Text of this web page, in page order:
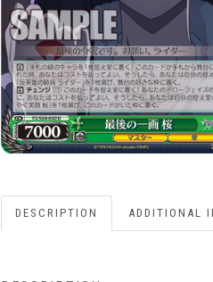
DESCRIPTION ADDITIONAL